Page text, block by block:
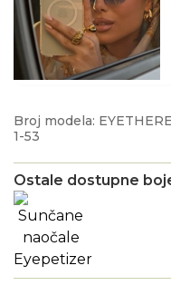
Broj modela:
1-53
Ostale dostupne